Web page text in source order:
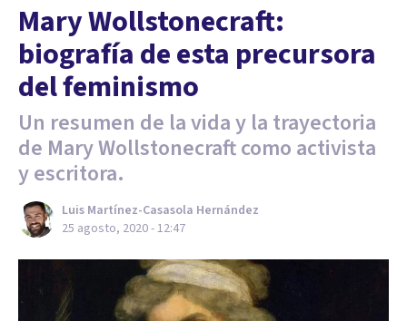
Mary Wollstonecraft:
biografía de esta precursora
del feminismo
Un resumen de la vida y la trayectoria
de Mary Wollstonecraft como activista
y escritora.
Luis Martínez-Casasola Hernández
25 agosto, 2020 - 12:47